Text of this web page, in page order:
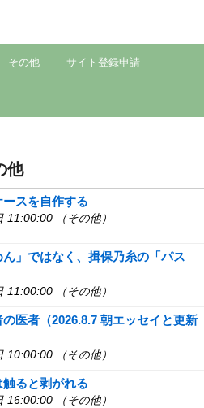
その他 サイト登録申請
他
スを自作する
11:00:00 （その他）
」ではなく、揖保乃糸の「パス
11:00:00 （その他）
医者（2026.8.7 朝エッセイと更新
10:00:00 （その他）
ると剥がれる
16:00:00 （その他）